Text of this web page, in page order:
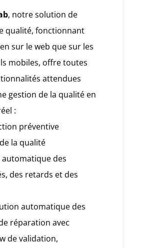
, notre solution de
qualité, fonctionnant
sur le web que sur les
mobiles, offre toutes
attendues
gestion de la qualité en
:
préventive
la qualité
automatique des
des retards et des
automatique des
réparation avec
de validation,